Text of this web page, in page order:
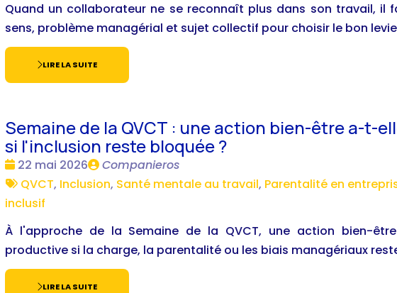
Quand un collaborateur ne se reconnaît plus dans son travail, il
sens, problème managérial et sujet collectif pour choisir le bon
LIRE LA SUITE
Semaine de la QVCT : une action bien-être a-t-
si l'inclusion reste bloquée ?
Date
:
22 mai 2026
Publié
par
Companieros
Tags
:
QVCT, Inclusion, Santé mentale au travail, Parentalité en
inclusif
À l'approche de la Semaine de la QVCT, une action bien-
productive si la charge, la parentalité ou les biais managériaux
LIRE LA SUITE